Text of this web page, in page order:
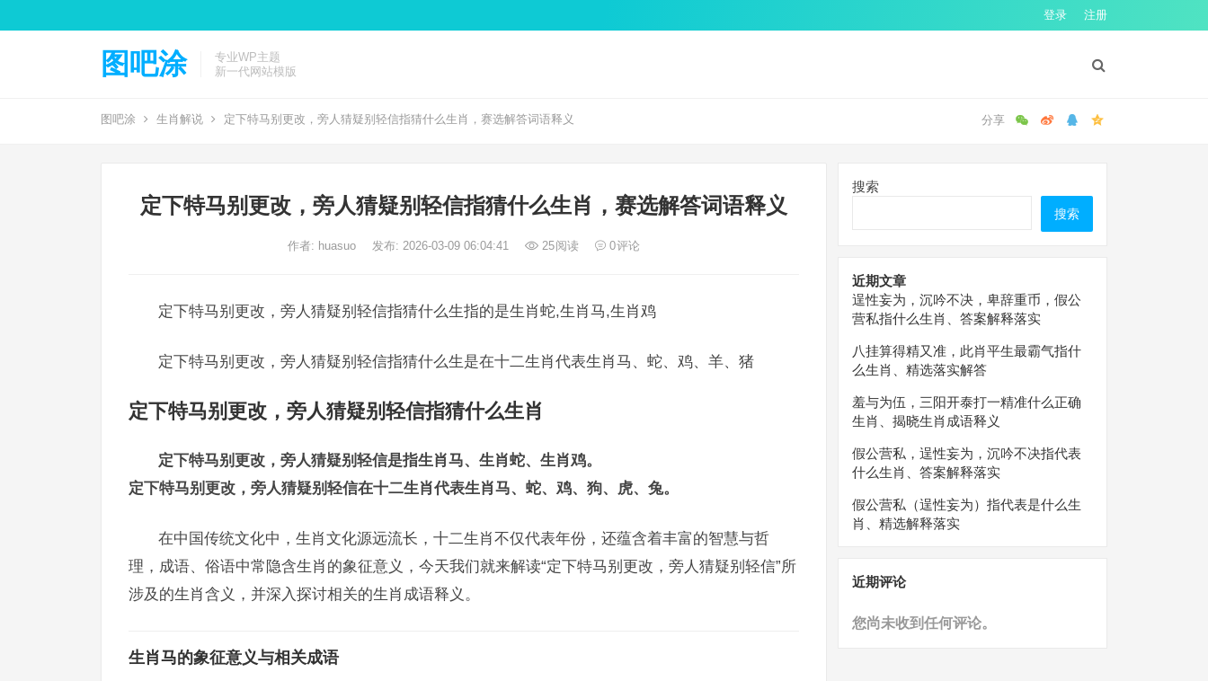
登录 注册
图吧涂
专业WP主题
新一代网站模版
图吧涂 生肖解说 定下特马别更改，旁人猜疑别轻信指猜什么生肖，赛选解答词语释义
定下特马别更改，旁人猜疑别轻信指猜什么生肖，赛选解答词语释义
作者: huasuo 发布: 2026-03-09 06:04:41 25阅读 0评论
定下特马别更改，旁人猜疑别轻信指猜什么生指的是生肖蛇,生肖马,生肖鸡
定下特马别更改，旁人猜疑别轻信指猜什么生是在十二生肖代表生肖马、蛇、鸡、羊、猪
定下特马别更改，旁人猜疑别轻信指猜什么生肖
定下特马别更改，旁人猜疑别轻信是指生肖马、生肖蛇、生肖鸡。
定下特马别更改，旁人猜疑别轻信在十二生肖代表生肖马、蛇、鸡、狗、虎、兔。
在中国传统文化中，生肖文化源远流长，十二生肖不仅代表年份，还蕴含着丰富的智慧与哲
理，成语、俗语中常隐含生肖的象征意义，今天我们就来解读“定下特马别更改，旁人猜疑别轻信”所
涉及的生肖含义，并深入探讨相关的生肖成语释义。
生肖马的象征意义与相关成语
搜索
搜索
近期文章
逞性妄为，沉吟不决，卑辞重币，假公
营私指什么生肖、答案解释落实
八挂算得精又准，此肖平生最霸气指什
么生肖、精选落实解答
羞与为伍，三阳开泰打一精准什么正确
生肖、揭晓生肖成语释义
假公营私，逞性妄为，沉吟不决指代表
什么生肖、答案解释落实
假公营私（逞性妄为）指代表是什么生
肖、精选解释落实
近期评论
您尚未收到任何评论。